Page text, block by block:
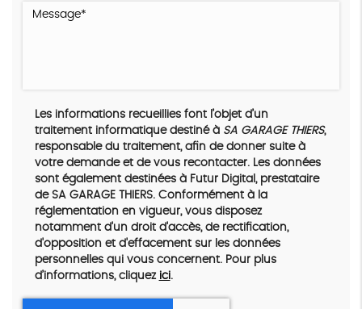
Les informations recueillies font l’objet d’un
traitement informatique destiné àSA GARAGE THIERS,
responsable du traitement, afin de donner suite à
votre demande et de vous recontacter. Les données
sont également destinées à Futur Digital, prestataire
de SA GARAGE THIERS. Conformément à la
réglementation en vigueur, vous disposez
notamment d'un droit d'accès, de rectification,
d'opposition et d'effacement sur les données
personnelles qui vous concernent. Pour plus
d’informations, cliquez ici.